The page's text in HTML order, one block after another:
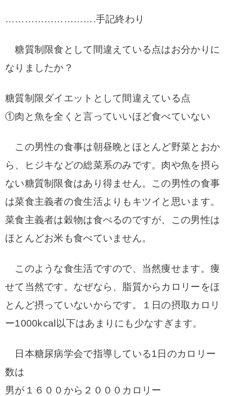
……………………….手記終わり
糖質制限食として間違えている点はお分かりに
なりましたか？
糖質制限ダイエットとして間違えている点
①肉と魚を全くと言っていいほど食べていない
この男性の食事は朝昼晩とほとんど野菜とおか
ら、ヒジキなどの総菜系のみです。 肉や魚を摂ら
ない糖質制限食はあり得ません。 この男性の食事
は菜食主義者の食生活よりもキツイと思います。
菜食主義者は穀物は食べるのですが、この男性は
ほとんどお米も食べていません。
このような食生活ですので、当然痩せます。 痩
せて当然です。 なぜなら、脂質からカロリーをほ
とんど摂っていないからです。
１日の摂取カロリ
ー1000kcal以下はあまりにも少なすぎます。
日本糖尿病学会で指導している1日のカロリー
数は
男が１６００から２０００カロリー